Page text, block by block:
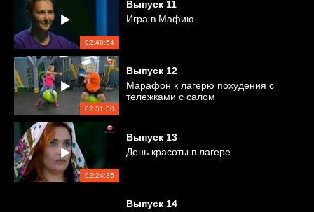
02:40:54
Выпуск 11
Игра в Мафию
02:51:50
Выпуск 12
Марафон к лагерю похудения с
тележками с салом
02:24:35
Выпуск 13
День красоты в лагере
Выпуск 14